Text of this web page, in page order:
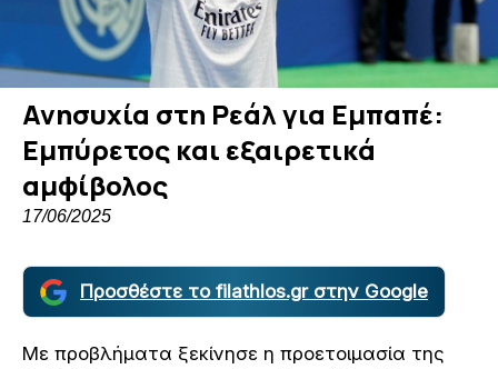
Ανησυχία στη Ρεάλ για Εμπαπέ:
Εμπύρετος και εξαιρετικά
αμφίβολος
17/06/2025
Προσθέστε το filathlos.gr στην Google
Με προβλήματα ξεκίνησε η προετοιμασία της